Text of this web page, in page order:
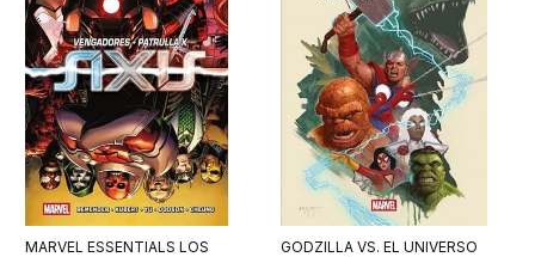
MARVEL ESSENTIALS LOS
GODZILLA VS. EL UNIVERSO